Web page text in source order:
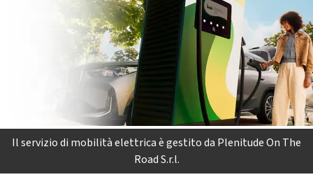
Il servizio di mobilità elettrica è gestito da Plenitude On The
Road S.r.l.